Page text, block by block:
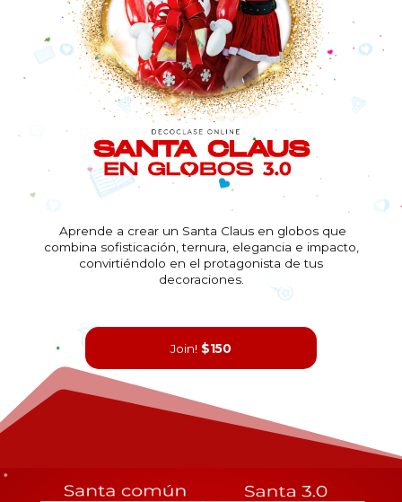
Aprende a crear un Santa Claus en globos que
combina sofisticación, ternura, elegancia e impacto,
convirtiéndolo en el protagonista de tus
decoraciones.
Join! $150